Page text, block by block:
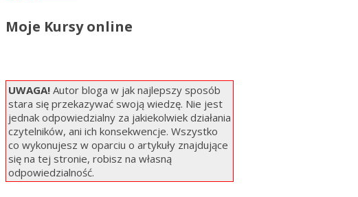
Moje Kursy online
UWAGA! Autor bloga w jak najlepszy sposób
stara się przekazywać swoją wiedzę. Nie jest
jednak odpowiedzialny za jakiekolwiek działania
czytelników, ani ich konsekwencje. Wszystko
co wykonujesz w oparciu o artykuły znajdujące
się na tej stronie, robisz na własną
odpowiedzialność.